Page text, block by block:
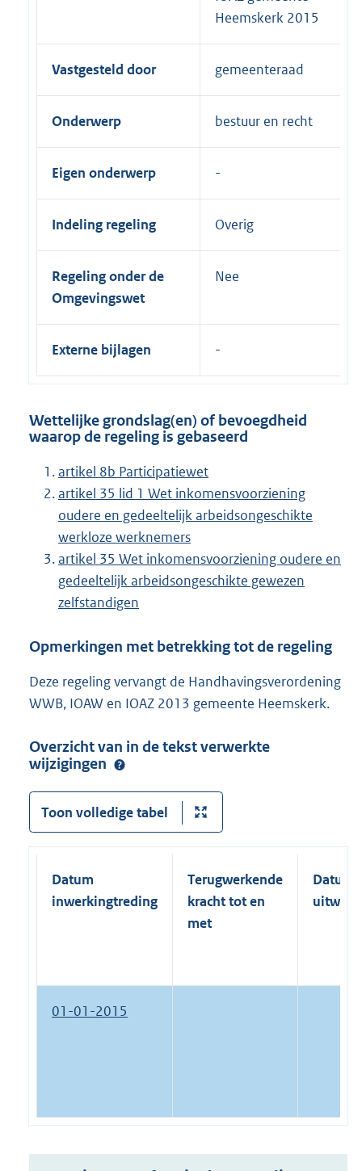
Heemskerk 2015
Vastgesteld door gemeenteraad
Onderwerp bestuur en recht
Eigen onderwerp
Indeling regeling Overig
Regeling onder de
Omgevingswet
Nee
Externe bijlagen
Wettelijke grondslag(en) of bevoegdheid
waarop de regeling is gebaseerd
artikel 8b Participatiewet
artikel 35 lid 1 Wet inkomensvoorziening
oudere en gedeeltelijk arbeidsongeschikte
werkloze werknemers
artikel 35 Wet inkomensvoorziening oudere en
gedeeltelijk arbeidsongeschikte gewezen
zelfstandigen
Opmerkingen met betrekking tot de regeling
Deze regeling vervangt de Handhavingsverordening
WWB, IOAW en IOAZ 2013 gemeente Heemskerk.
Overzicht van in de tekst verwerkte
wijzigingen
Toon volledige tabel
Datum
inwerkingtreding
Terugwerkende
kracht tot en
met
Datum
01-01-2015